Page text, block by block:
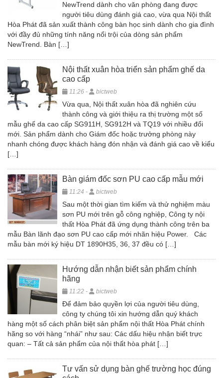
NewTrend dành cho văn phòng đang được
người tiêu dùng đánh giá cao, vừa qua Nội thất
Hòa Phát đã sản xuất thành công bàn học sinh dành cho gia đình
với đầy đủ những tính năng nổi trội của dòng sản phẩm
NewTrend. Bàn […]
Nội thất xuân hòa triển sản phẩm ghế da
cao cấp
11:26 - bictweb
Vừa qua, Nội thất xuân hòa đã nghiên cứu
thành công và giới thiệu ra thị trường một số
mẫu ghế da cao cấp SG911H, SG912H và TQ19 với nhiều đổi
mới. Sản phẩm dành cho Giám đốc hoặc trưởng phòng này
nhanh chóng được khách hàng đón nhận và đánh giá cao về kiểu
[…]
Bàn giám đốc sơn PU cao cấp mẫu mới
11:24 - bictweb
Sau một thời gian tìm kiếm và thử nghiệm màu
sơn PU mới trên gỗ công nghiệp, Công ty nội
thất Hòa Phát đã ứng dụng thành công trên ba
mẫu Bàn lãnh đạo sơn PU cao cấp mới nhãn hiệu Power. Các
mẫu bàn mới ký hiệu DT 1890H35, 36, 37 đều có […]
Hướng dẫn nhận biết sản phẩm chính
hãng
11:22 - bictweb
Để đảm bảo quyền lợi của người tiêu dùng,
công ty chúng tôi xin hướng dẫn quý khách
hàng một số cách phân biệt sản phẩm nội thất Hòa Phát chính
hãng so với hàng “nhái” như sau: Các dấu hiệu nhận biết trực
quan: – Tất cả sản phẩm của nội thất hòa phát […]
Tư vấn sử dụng bàn ghế trường học đúng